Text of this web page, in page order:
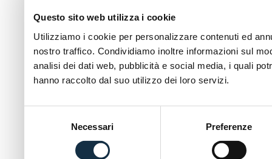
Questo sito web utilizza i cookie
Utilizziamo i cookie per personalizzare contenuti ed
nostro traffico. Condividiamo inoltre informazioni sul
analisi dei dati web, pubblicità e social media, i quali
hanno raccolto dal suo utilizzo dei loro servizi.
Necessari Preferenze